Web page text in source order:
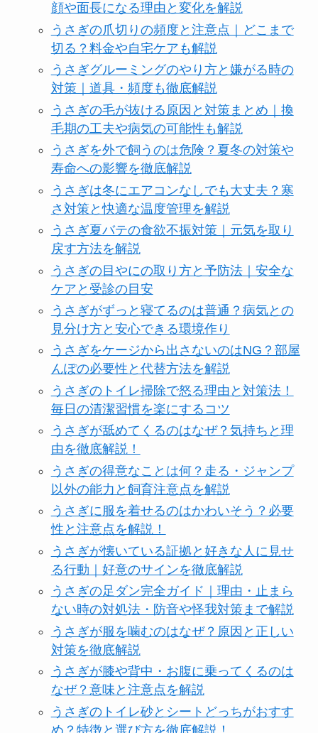
顔や面長になる理由と変化を解説
うさぎの爪切りの頻度と注意点｜どこまで
切る？料金や自宅ケアも解説
うさぎグルーミングのやり方と嫌がる時の
対策｜道具・頻度も徹底解説
うさぎの毛が抜ける原因と対策まとめ｜換
毛期の工夫や病気の可能性も解説
うさぎを外で飼うのは危険？夏冬の対策や
寿命への影響を徹底解説
うさぎは冬にエアコンなしでも大丈夫？寒
さ対策と快適な温度管理を解説
うさぎ夏バテの食欲不振対策｜元気を取り
戻す方法を解説
うさぎの目やにの取り方と予防法｜安全な
ケアと受診の目安
うさぎがずっと寝てるのは普通？病気との
見分け方と安心できる環境作り
うさぎをケージから出さないのはNG？部屋
んぽの必要性と代替方法を解説
うさぎのトイレ掃除で怒る理由と対策法！
毎日の清潔習慣を楽にするコツ
うさぎが舐めてくるのはなぜ？気持ちと理
由を徹底解説！
うさぎの得意なことは何？走る・ジャンプ
以外の能力と飼育注意点を解説
うさぎに服を着せるのはかわいそう？必要
性と注意点を解説！
うさぎが懐いている証拠と好きな人に見せ
る行動｜好意のサインを徹底解説
うさぎの足ダン完全ガイド｜理由・止まら
ない時の対処法・防音や怪我対策まで解説
うさぎが服を噛むのはなぜ？原因と正しい
対策を徹底解説
うさぎが膝や背中・お腹に乗ってくるのは
なぜ？意味と注意点を解説
うさぎのトイレ砂とシートどっちがおすす
め？特徴と選び方を徹底解説！